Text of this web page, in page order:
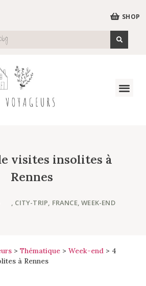
SHOP
visites insolites à
Rennes
, CITY-TRIP, FRANCE,WEEK-END
> Thématique > Week-end > 4
à Rennes